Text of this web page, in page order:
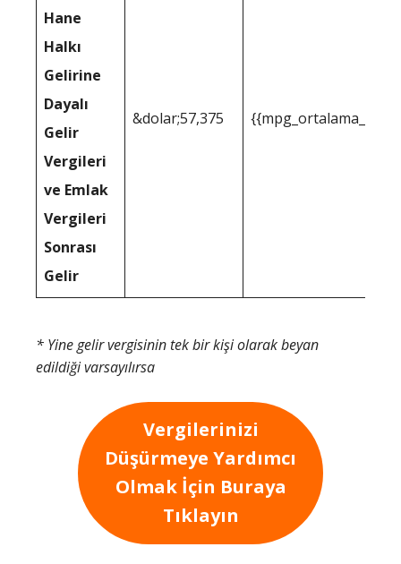
Hane
Halkı
Gelirine
Dayalı
Gelir
Vergileri
ve Emlak
Vergileri
Sonrası
Gelir
&dolar;57,375
* Yine gelir vergisinin tek bir kişi olarak beyan
edildiği varsayılırsa
Vergilerinizi
Düşürmeye Yardımcı
Olmak İçin Buraya
Tıklayın